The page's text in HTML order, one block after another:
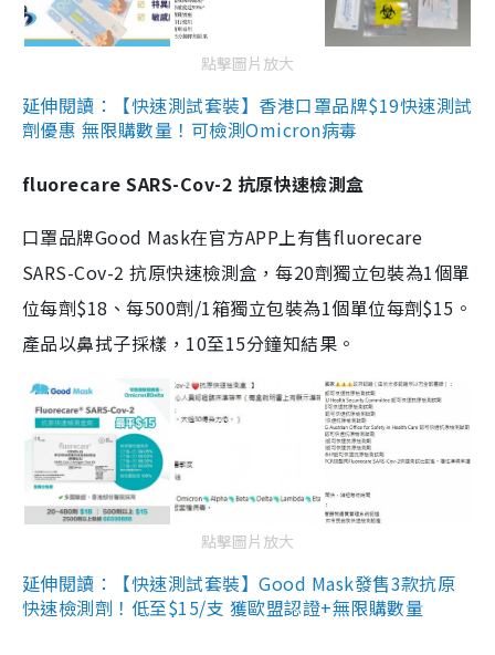
點擊圖片放大
延伸閱讀：【快速測試套裝】香港口罩品牌$19快速測試
劑優惠 無限購數量！可檢測Omicron病毒
fluorecare SARS-Cov-2 抗原快速檢測盒
口罩品牌Good Mask在官方APP上有售fluorecare
SARS-Cov-2 抗原快速檢測盒，每20劑獨立包裝為1個單
位每劑$18、每500劑/1箱獨立包裝為1個單位每劑$15。
產品以鼻拭子採樣，10至15分鐘知結果。
點擊圖片放大
延伸閱讀：【快速測試套裝】Good Mask發售3款抗原
快速檢測劑！低至$15/支 獲歐盟認證+無限購數量